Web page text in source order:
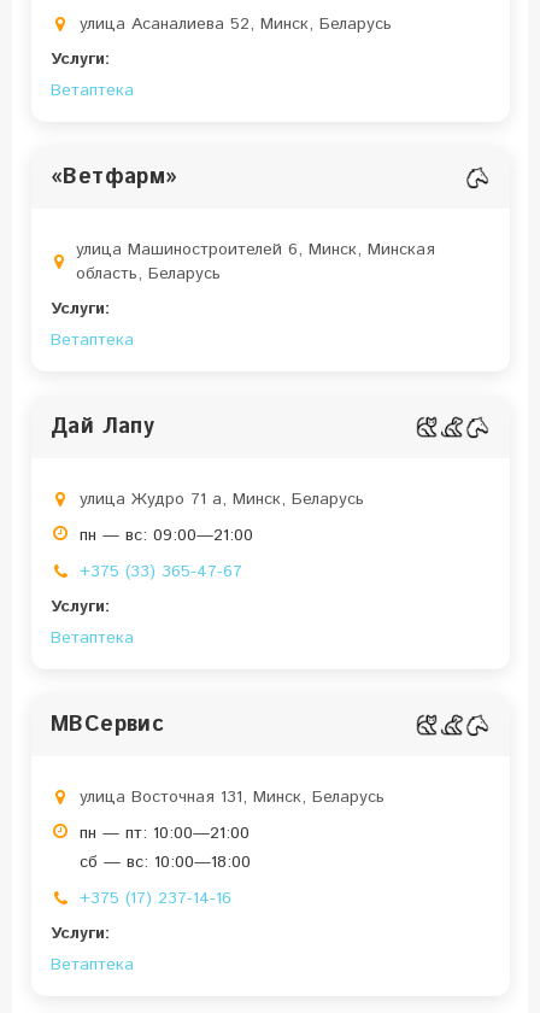
улица Асаналиева 52, Минск, Беларусь
Услуги:
Ветаптека
«Ветфарм»
улица Машиностроителей 6, Минск, Минская
область, Беларусь
Услуги:
Ветаптека
Дай Лапу
улица Жудро 71 a, Минск, Беларусь
пн — вс: 09:00—21:00
+375 (33) 365-47-67
Услуги:
Ветаптека
МВСервис
улица Восточная 131, Минск, Беларусь
пн — пт: 10:00—21:00
сб — вс: 10:00—18:00
+375 (17) 237-14-16
Услуги:
Ветаптека